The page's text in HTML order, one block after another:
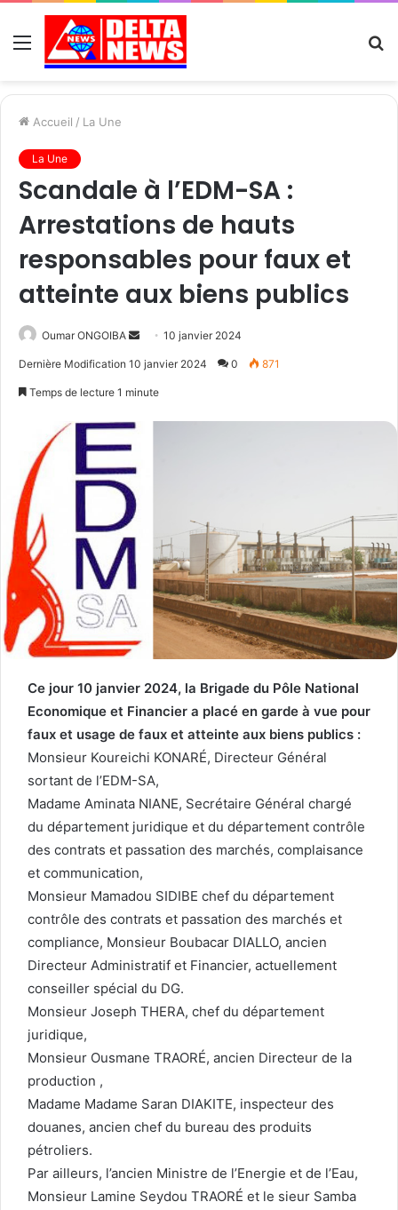
Menu
Accueil / La Une
La Une
Scandale à l’EDM-SA :
Arrestations de hauts
responsables pour faux et
atteinte aux biens publics
Oumar ONGOIBA
Send10 janvier 2024
Dernière Modification 10 janvier 2024 0 871
Temps de lecture 1 minute
Ce jour 10 janvier 2024, la Brigade du Pôle National
Economique et Financier a placé en garde à vue pour
faux et usage de faux et atteinte aux biens publics :
Monsieur Koureichi KONARÉ, Directeur Général
sortant de l’EDM-SA,
Madame Aminata NIANE, Secrétaire Général chargé
du département juridique et du département contrôle
des contrats et passation des marchés, complaisance
et communication,
Monsieur Mamadou SIDIBE chef du département
contrôle des contrats et passation des marchés et
compliance, Monsieur Boubacar DIALLO, ancien
Directeur Administratif et Financier, actuellement
conseiller spécial du DG.
Monsieur Joseph THERA, chef du département
juridique,
Monsieur Ousmane TRAORÉ, ancien Directeur de la
production ,
Madame Madame Saran DIAKITE, inspecteur des
douanes, ancien chef du bureau des produits
pétroliers.
Par ailleurs, l’ancien Ministre de l’Energie et de l’Eau,
Monsieur Lamine Seydou TRAORÉ et le sieur Samba